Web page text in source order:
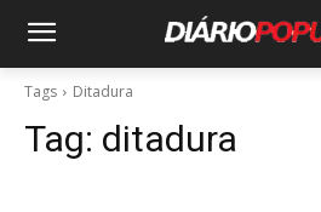
Tags Ditadura
Tag: ditadura